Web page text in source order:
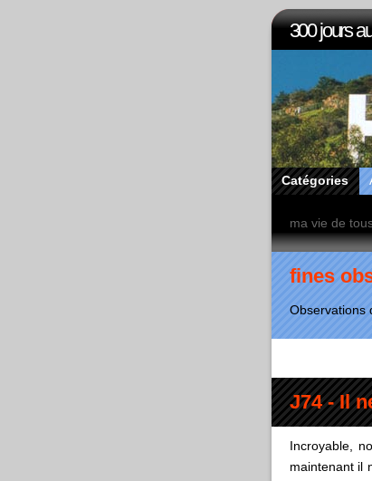
300 jours
Catégories
ma vie de
fines
Observations
J74 - Il
Incroyable,
maintenant il